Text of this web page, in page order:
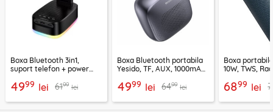
Boxa Bluetooth 3in1,
suport telefon + power
BR200
4999 lei 6199 lei
Boxa Bluetooth portabila
Yesido, TF, AUX, 1000mAh,
4999 lei 6499 lei
Boxa
10W, TWS,
6899 lei